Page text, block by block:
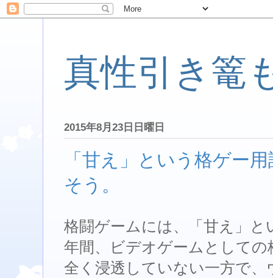
真性引き篭
2015年8月23日日曜日
「甘え」という格ゲー
そう。
格闘ゲームには、「甘え」
年間、ビデオゲームとして
全く浸透していない一方で